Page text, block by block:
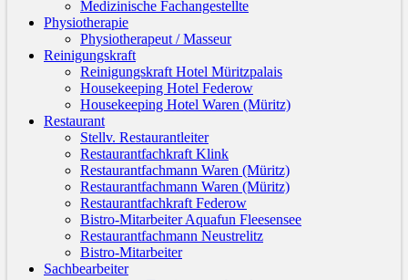
Medizinische Fachangestellte
Physiotherapie
Physiotherapeut / Masseur
Reinigungskraft
Reinigungskraft Hotel Müritzpalais
Housekeeping Hotel Federow
Housekeeping Hotel Waren (Müritz)
Restaurant
Stellv. Restaurantleiter
Restaurantfachkraft Klink
Restaurantfachmann Waren (Müritz)
Restaurantfachmann Waren (Müritz)
Restaurantfachkraft Federow
Bistro-Mitarbeiter Aquafun Fleesensee
Restaurantfachmann Neustrelitz
Bistro-Mitarbeiter
Sachbearbeiter